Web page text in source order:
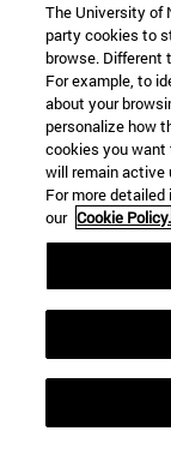
Accesos directos
Biblioteca
Mi correo
Búsqueda
Trabaja
TFNO +34 948
¿QUÉ GRADO
The University of
party cookies to
browse. Different
For example, to
about your
personalize how
cookies you want
will remain active
For more
our Cookie Policy.